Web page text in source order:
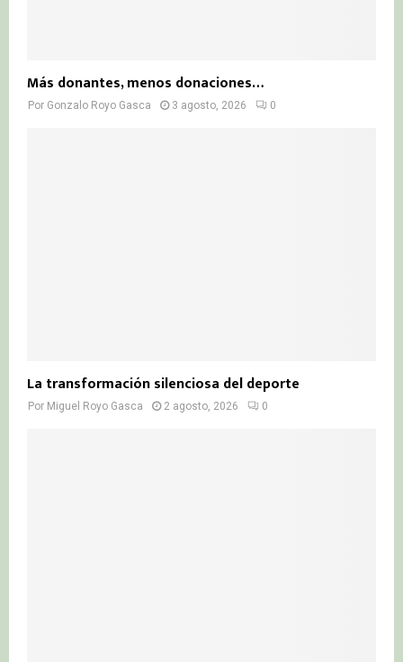
Más donantes, menos donaciones…
Por Gonzalo Royo Gasca 3 agosto, 2026 0
La transformación silenciosa del deporte
Por Miguel Royo Gasca 2 agosto, 2026 0